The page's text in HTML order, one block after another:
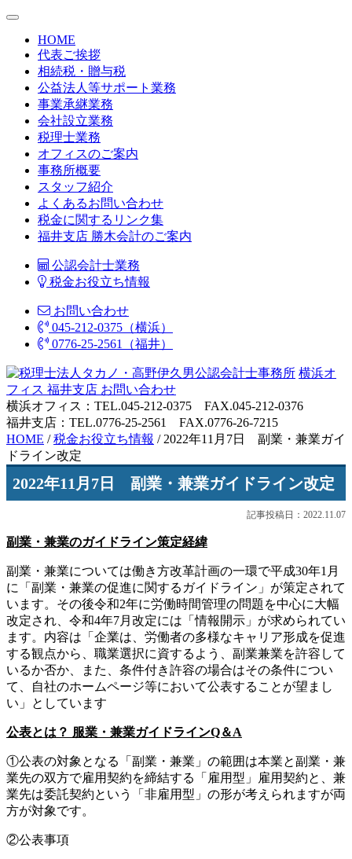
HOME
代表ご挨拶
相続税・贈与税
公益法人等サポート業務
事業承継業務
会社設立業務
税理士業務
オフィスのご案内
事務所概要
スタッフ紹介
よくあるお問い合わせ
税金に関するリンク集
福井支店 勝木会計のご案内
公認会計士業務
税金お役立ち情報
お問い合わせ
045-212-0375（横浜）
0776-25-2561（福井）
横浜オ
フィス 福井支店 お問い合わせ
横浜オフィス：TEL.045-212-0375 FAX.045-212-0376
福井支店：TEL.0776-25-2561 FAX.0776-26-7215
HOME /税金お役立ち情報 / 2022年11月7日 副業・兼業ガイ
ドライン改定
2022年11月7日 副業・兼業ガイドライン改定
記事投稿日：2022.11.07
副業・兼業のガイドライン策定経緯
副業・兼業については働き方改革計画の一環で平成30年1月
に「副業・兼業の促進に関するガイドライン」が策定されて
います。その後令和2年に労働時間管理の問題を中心に大幅
改定され、令和4年7月改定には「情報開示」が求められてい
ます。内容は「企業は、労働者の多様なキャリア形成を促進
する観点から、職業選択に資するよう、副業兼業を許容して
いるか否か、また、条件付き許容の場合はその条件につい
て、自社のホームページ等において公表することが望まし
い」としています
公表とは？ 服業・兼業ガイドラインQ＆A
①公表の対象となる「副業・兼業」の範囲は本業と副業・兼
業先の双方で雇用契約を締結する「雇用型」雇用契約と、兼
業先は委託契約という「非雇用型」の形が考えられますが両
方が対象です。
②公表事項